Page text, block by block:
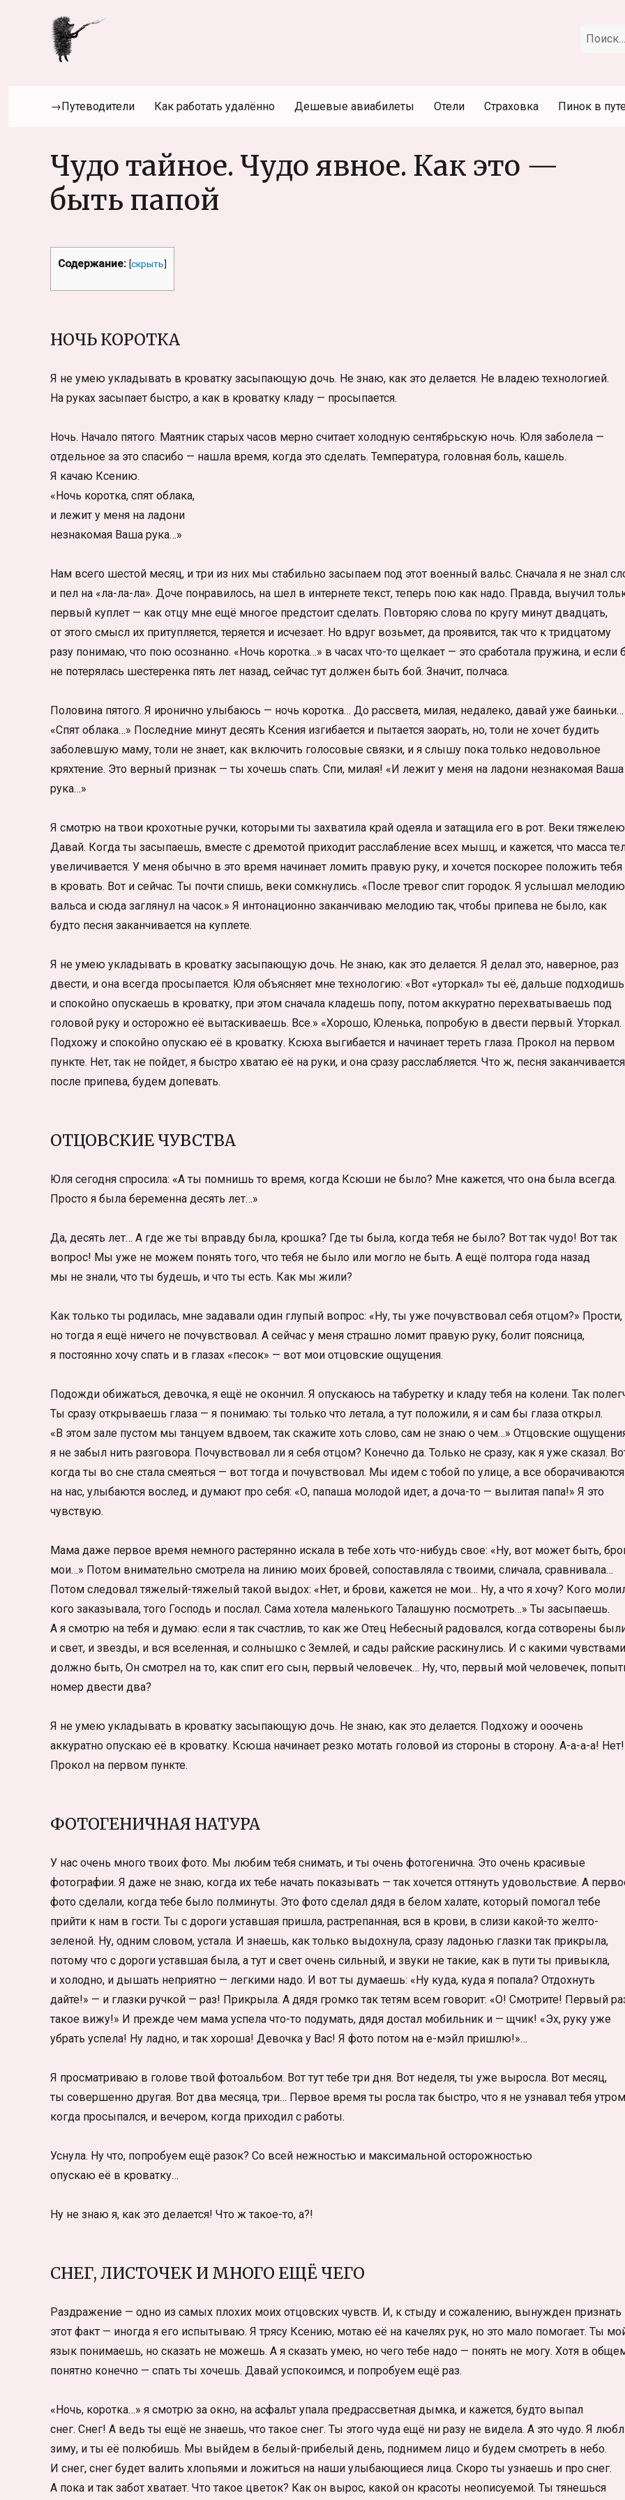
Искать:
→Путеводители Как работать удалённо Дешевые авиабилеты Отели Страховка Пинок в
Чудо тайное. Чудо явное. Как это —
быть папой
Содержание: [скрыть]
НОЧЬ КОРОТКА
Я не умею укладывать в кроватку засыпающую дочь. Не знаю, как это делается. Не владею технологией.
На руках засыпает быстро, а как в кроватку кладу — просыпается.
Ночь. Начало пятого. Маятник старых часов мерно считает холодную сентябрьскую ночь. Юля заболела —
отдельное за это спасибо — нашла время, когда это сделать. Температура, головная боль, кашель.
Я качаю Ксению.
«Ночь коротка, спят облака,
и лежит у меня на ладони
незнакомая Ваша рука…»
Нам всего шестой месяц, и три из них мы стабильно засыпаем под этот военный вальс. Сначала я не знал
и пел на «ла-ла-ла». Доче понравилось, на шел в интернете текст, теперь пою как надо. Правда, выучил
первый куплет — как отцу мне ещё многое предстоит сделать. Повторяю слова по кругу минут двадцать,
от этого смысл их притупляется, теряется и исчезает. Но вдруг возьмет, да проявится, так что к тридцатому
разу понимаю, что пою осознанно. «Ночь коротка…» в часах что-то щелкает — это сработала пружина, и если
не потерялась шестеренка пять лет назад, сейчас тут должен быть бой. Значит, полчаса.
Половина пятого. Я иронично улыбаюсь — ночь коротка… До рассвета, милая, недалеко, давай уже баиньки…
«Спят облака…» Последние минут десять Ксения изгибается и пытается заорать, но, толи не хочет будить
заболевшую маму, толи не знает, как включить голосовые связки, и я слышу пока только недовольное
кряхтение. Это верный признак — ты хочешь спать. Спи, милая! «И лежит у меня на ладони незнакомая Ваша
рука…»
Я смотрю на твои крохотные ручки, которыми ты захватила край одеяла и затащила его в рот. Веки
Давай. Когда ты засыпаешь, вместе с дремотой приходит расслабление всех мышц, и кажется, что масса
увеличивается. У меня обычно в это время начинает ломить правую руку, и хочется поскорее положить тебя
в кровать. Вот и сейчас. Ты почти спишь, веки сомкнулись. «После тревог спит городок. Я услышал мелодию
вальса и сюда заглянул на часок.» Я интонационно заканчиваю мелодию так, чтобы припева не было, как
будто песня заканчивается на куплете.
Я не умею укладывать в кроватку засыпающую дочь. Не знаю, как это делается. Я делал это, наверное, раз
двести, и она всегда просыпается. Юля объясняет мне технологию: «Вот «уторкал» ты её, дальше подходишь
и спокойно опускаешь в кроватку, при этом сначала кладешь попу, потом аккуратно перехватываешь под
головой руку и осторожно её вытаскиваешь. Все.» «Хорошо, Юленька, попробую в двести первый. Уторкал.
Подхожу и спокойно опускаю её в кроватку. Ксюха выгибается и начинает тереть глаза. Прокол на первом
пункте. Нет, так не пойдет, я быстро хватаю её на руки, и она сразу расслабляется. Что ж, песня заканчивается
после припева, будем допевать.
ОТЦОВСКИЕ ЧУВСТВА
Юля сегодня спросила: «А ты помнишь то время, когда Ксюши не было? Мне кажется, что она была всегда.
Просто я была беременна десять лет…»
Да, десять лет… А где же ты вправду была, крошка? Где ты была, когда тебя не было? Вот так чудо! Вот так
вопрос! Мы уже не можем понять того, что тебя не было или могло не быть. А ещё полтора года назад
мы не знали, что ты будешь, и что ты есть. Как мы жили?
Как только ты родилась, мне задавали один глупый вопрос: «Ну, ты уже почувствовал себя отцом?» Прости,
но тогда я ещё ничего не почувствовал. А сейчас у меня страшно ломит правую руку, болит поясница,
я постоянно хочу спать и в глазах «песок» — вот мои отцовские ощущения.
Подожди обижаться, девочка, я ещё не окончил. Я опускаюсь на табуретку и кладу тебя на колени. Так
Ты сразу открываешь глаза — я понимаю: ты только что летала, а тут положили, я и сам бы глаза открыл.
«В этом зале пустом мы танцуем вдвоем, так скажите хоть слово, сам не знаю о чем…» Отцовские
я не забыл нить разговора. Почувствовал ли я себя отцом? Конечно да. Только не сразу, как я уже сказал.
когда ты во сне стала смеяться — вот тогда и почувствовал. Мы идем с тобой по улице, а все оборачиваются
на нас, улыбаются вослед, и думают про себя: «О, папаша молодой идет, а доча-то — вылитая папа!» Я это
чувствую.
Мама даже первое время немного растерянно искала в тебе хоть что-нибудь свое: «Ну, вот может быть,
мои…» Потом внимательно смотрела на линию моих бровей, сопоставляла с твоими, сличала, сравнивала…
Потом следовал тяжелый-тяжелый такой выдох: «Нет, и брови, кажется не мои… Ну, а что я хочу? Кого
кого заказывала, того Господь и послал. Сама хотела маленького Талашуню посмотреть…» Ты засыпаешь.
А я смотрю на тебя и думаю: если я так счастлив, то как же Отец Небесный радовался, когда сотворены
и свет, и звезды, и вся вселенная, и солнышко с Землей, и сады райские раскинулись. И с какими
должно быть, Он смотрел на то, как спит его сын, первый человечек… Ну, что, первый мой человечек,
номер двести два?
Я не умею укладывать в кроватку засыпающую дочь. Не знаю, как это делается. Подхожу и ооочень
аккуратно опускаю её в кроватку. Ксюша начинает резко мотать головой из стороны в сторону. А-а-а-а! Нет!
Прокол на первом пункте.
ФОТОГЕНИЧНАЯ НАТУРА
У нас очень много твоих фото. Мы любим тебя снимать, и ты очень фотогенична. Это очень красивые
фотографии. Я даже не знаю, когда их тебе начать показывать — так хочется оттянуть удовольствие. А
фото сделали, когда тебе было полминуты. Это фото сделал дядя в белом халате, который помогал тебе
прийти к нам в гости. Ты с дороги уставшая пришла, растрепанная, вся в крови, в слизи какой-то желто-
зеленой. Ну, одним словом, устала. И знаешь, как только выдохнула, сразу ладонью глазки так прикрыла,
потому что с дороги уставшая была, а тут и свет очень сильный, и звуки не такие, как в пути ты привыкла,
и холодно, и дышать неприятно — легкими надо. И вот ты думаешь: «Ну куда, куда я попала? Отдохнуть
дайте!» — и глазки ручкой — раз! Прикрыла. А дядя громко так тетям всем говорит: «О! Смотрите! Первый
такое вижу!» И прежде чем мама успела что-то подумать, дядя достал мобильник и — щчик! «Эх, руку уже
убрать успела! Ну ладно, и так хороша! Девочка у Вас! Я фото потом на е-мэйл пришлю!»…
Я просматриваю в голове твой фотоальбом. Вот тут тебе три дня. Вот неделя, ты уже выросла. Вот месяц,
ты совершенно другая. Вот два месяца, три… Первое время ты росла так быстро, что я не узнавал тебя
когда просыпался, и вечером, когда приходил с работы.
Уснула. Ну что, попробуем ещё разок? Со всей нежностью и максимальной осторожностью
опускаю её в кроватку…
Ну не знаю я, как это делается! Что ж такое-то, а?!
СНЕГ, ЛИСТОЧЕК И МНОГО ЕЩЁ ЧЕГО
Раздражение — одно из самых плохих моих отцовских чувств. И, к стыду и сожалению, вынужден признать
этот факт — иногда я его испытываю. Я трясу Ксению, мотаю её на качелях рук, но это мало помогает. Ты
язык понимаешь, но сказать не можешь. А я сказать умею, но чего тебе надо — понять не могу. Хотя в
понятно конечно — спать ты хочешь. Давай успокоимся, и попробуем ещё раз.
«Ночь, коротка…» я смотрю за окно, на асфальт упала предрассветная дымка, и кажется, будто выпал
снег. Снег! А ведь ты ещё не знаешь, что такое снег. Ты этого чуда ещё ни разу не видела. А это чудо. Я
зиму, и ты её полюбишь. Мы выйдем в белый-прибелый день, поднимем лицо и будем смотреть в небо.
И снег, снег будет валить хлопьями и ложиться на наши улыбающиеся лица. Скоро ты узнаешь и про снег.
А пока и так забот хватает. Что такое цветок? Как он вырос, какой он красоты неописуемой. Ты тянешься